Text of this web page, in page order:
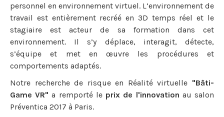
personnel en environnement virtuel. L’environnement de
travail est entièrement recréé en 3D temps réel et le
stagiaire est acteur de sa formation dans cet
environnement. Il s’y déplace, interagit, détecte,
s’équipe et met en œuvre les procédures et
comportements adaptés.
Notre recherche de risque en Réalité virtuelle "Bâti-
Game VR" a remporté le prix de l'innovation au salon
Préventica 2017 à Paris.